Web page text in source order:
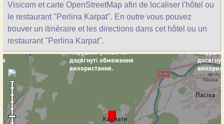
Visicom et carte OpenStreetMap afin de localiser l'hôtel ou
le restaurant "Perlina Karpat". En outre vous pouvez
trouver un itinéraire et les directions dans cet hôtel ou un
restaurant "Perlina Karpat".